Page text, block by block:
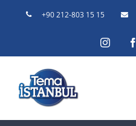
+90 212-803 15 15